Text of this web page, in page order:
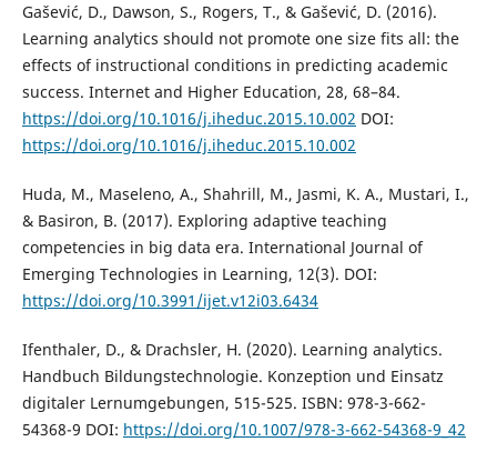
Gašević, D., Dawson, S., Rogers, T., & Gašević, D. (2016).
Learning analytics should not promote one size fits all: the
effects of instructional conditions in predicting academic
success. Internet and Higher Education, 28, 68–84.
https://doi.org/10.1016/j.iheduc.2015.10.002 DOI:
https://doi.org/10.1016/j.iheduc.2015.10.002
Huda, M., Maseleno, A., Shahrill, M., Jasmi, K. A., Mustari, I.,
& Basiron, B. (2017). Exploring adaptive teaching
competencies in big data era. International Journal of
Emerging Technologies in Learning, 12(3). DOI:
https://doi.org/10.3991/ijet.v12i03.6434
Ifenthaler, D., & Drachsler, H. (2020). Learning analytics.
Handbuch Bildungstechnologie. Konzeption und Einsatz
digitaler Lernumgebungen, 515-525. ISBN: 978-3-662-
54368-9 DOI: https://doi.org/10.1007/978-3-662-54368-9_42